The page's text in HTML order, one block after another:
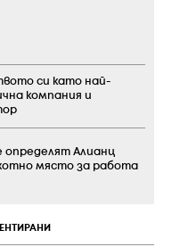
си като най-
компания и
определят Алианц
място за работа